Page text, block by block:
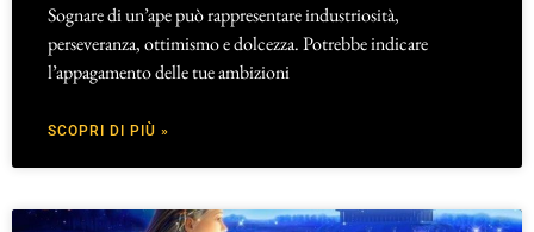
Sognare di un’ape può rappresentare industriosità,
perseveranza, ottimismo e dolcezza. Potrebbe indicare
l’appagamento delle tue ambizioni
SCOPRI DI PIÙ »